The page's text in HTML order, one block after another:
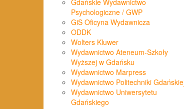
Gdańskie Wydawnictwo
Psychologiczne / GWP
GiS Oficyna Wydawnicza
ODDK
Wolters Kluwer
Wydawnictwo Ateneum-Szkoły
Wyższej w Gdańsku
Wydawnictwo Marpress
Wydawnictwo Politechniki
Wydawnictwo Uniwersytetu
Gdańskiego